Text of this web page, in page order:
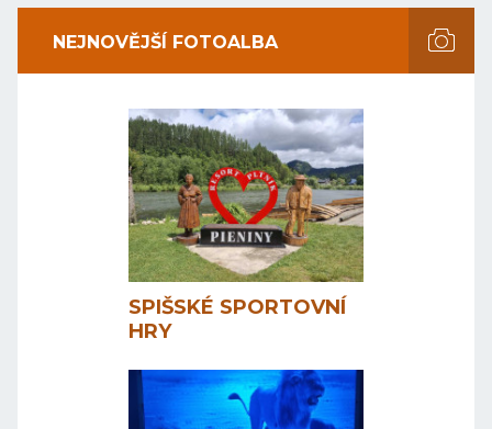
NEJNOVĚJŠÍ FOTOALBA
SPIŠSKÉ SPORTOVNÍ
HRY